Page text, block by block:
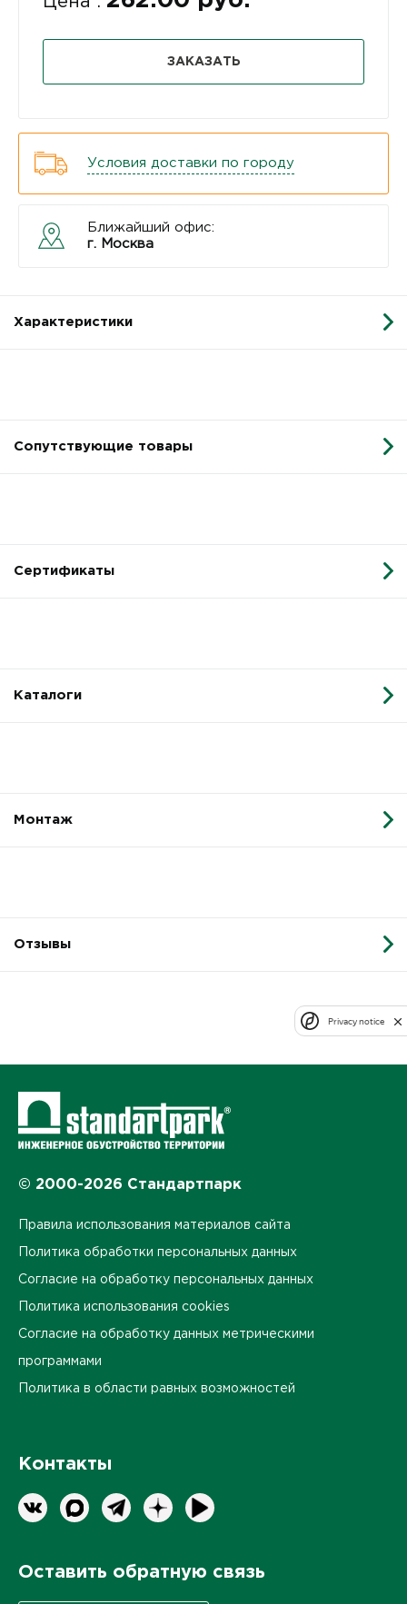
ЗАКАЗАТЬ
Условия доставки по городу
Ближайший офис:
г. Москва
Характеристики
Сопутствующие товары
Сертификаты
Каталоги
Монтаж
Отзывы
© 2000-2026 Стандартпарк
Правила использования материалов сайта
Политика обработки персональных данных
Согласие на обработку персональных данных
Политика использования cookies
Согласие на обработку данных метрическими
программами
Политика в области равных возможностей
Контакты
Оставить обратную связь
Privacy notice